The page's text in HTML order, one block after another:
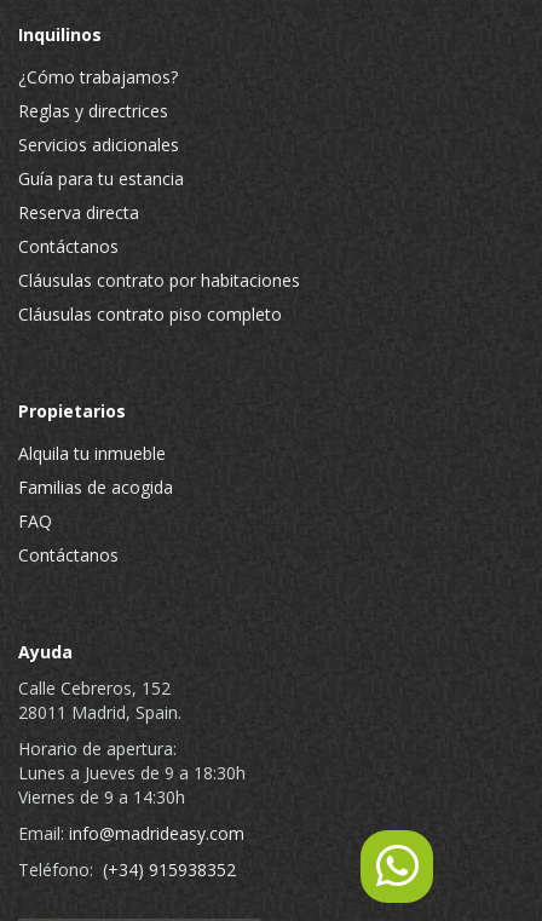
Inquilinos
¿Cómo trabajamos?
Reglas y directrices
Servicios adicionales
Guía para tu estancia
Reserva directa
Contáctanos
Cláusulas contrato por habitaciones
Cláusulas contrato piso completo
Propietarios
Alquila tu inmueble
Familias de acogida
FAQ
Contáctanos
Ayuda
Calle Cebreros, 152
28011 Madrid, Spain.
Horario de apertura:
Lunes a Jueves de 9 a 18:30h
Viernes de 9 a 14:30h
Email: info@madrideasy.com
Teléfono: (+34) 915938352